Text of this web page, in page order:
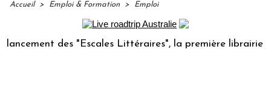
Accueil > Emploi & Formation > Emploi
des "Escales Littéraires", la première librairie du